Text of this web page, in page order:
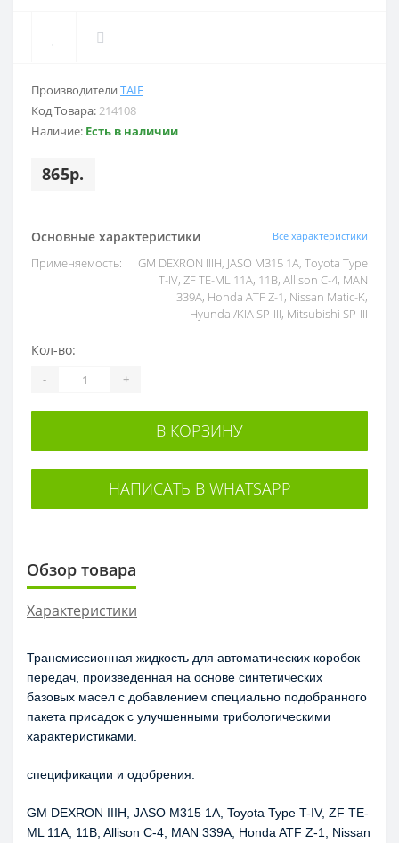
Производители TAIF
Код Товара:214108
Наличие: Есть в наличии
865р.
Основные характеристики Все характеристики
Применяемость:
GM DEXRON IIIH, JASO M315 1A, Toyota Type
T-IV, ZF TE-ML 11A, 11B, Allison C-4, MAN
339A, Honda ATF Z-1, Nissan Matic-K,
Hyundai/KIA SP-III, Mitsubishi SP-III
Кол-во:
- +
В КОРЗИНУ
НАПИСАТЬ В WHATSAPP
Обзор товара
Характеристики
Трансмиссионная жидкость для автоматических коробок
передач, произведенная на основе синтетических
базовых масел с добавлением специально подобранного
пакета присадок с улучшенными трибологическими
характеристиками.
спецификации и одобрения:
GM DEXRON IIIH, JASO M315 1A, Toyota Type T-IV, ZF TE-
ML 11A, 11B, Allison C-4, MAN 339A, Honda ATF Z-1, Nissan